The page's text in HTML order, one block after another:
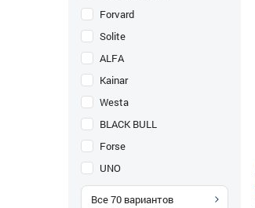
Forvard
Solite
ALFA
Kainar
Westa
BLACK BULL
Forse
UNO
Все70 вариантов